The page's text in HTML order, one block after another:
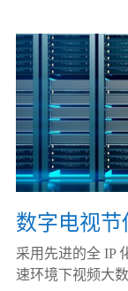
数字电视节
采用先进的全 IP
速环境下视频大